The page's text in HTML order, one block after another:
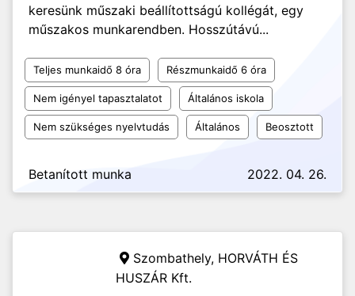
keresünk műszaki beállítottságú kollégát, egy
műszakos munkarendben. Hosszútávú...
Teljes munkaidő 8 óra Részmunkaidő 6 óra
Nem igényel tapasztalatot Általános iskola
Nem szükséges nyelvtudás Általános Beosztott
Betanított munka 2022. 04. 26.
Szombathely, HORVÁTH ÉS
HUSZÁR Kft.